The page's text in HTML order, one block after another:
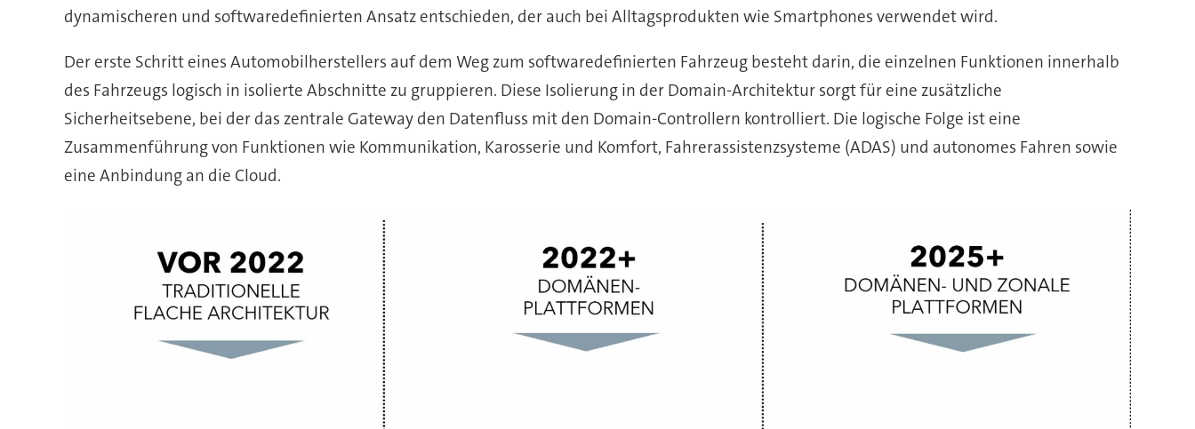
dynamischeren und softwaredefinierten Ansatz entschieden, der auch bei Alltagsprodukten wie Smartphones verwendet wird.
Der erste Schritt eines Automobilherstellers auf dem Weg zum softwaredefinierten Fahrzeug besteht darin, die einzelnen Funktionen innerhalb
des Fahrzeugs logisch in isolierte Abschnitte zu gruppieren. Diese Isolierung in der Domain-Architektur sorgt für eine zusätzliche
Sicherheitsebene, bei der das zentrale Gateway den Datenfluss mit den Domain-Controllern kontrolliert. Die logische Folge ist eine
Zusammenführung von Funktionen wie Kommunikation, Karosserie und Komfort, Fahrerassistenzsysteme (ADAS) und autonomes Fahren sowie
eine Anbindung an die Cloud.